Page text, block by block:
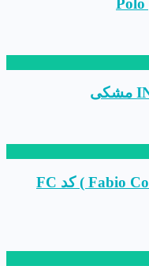
عینک طبی کائوچو فریم گرد ( Fabio Conti ) کد FC